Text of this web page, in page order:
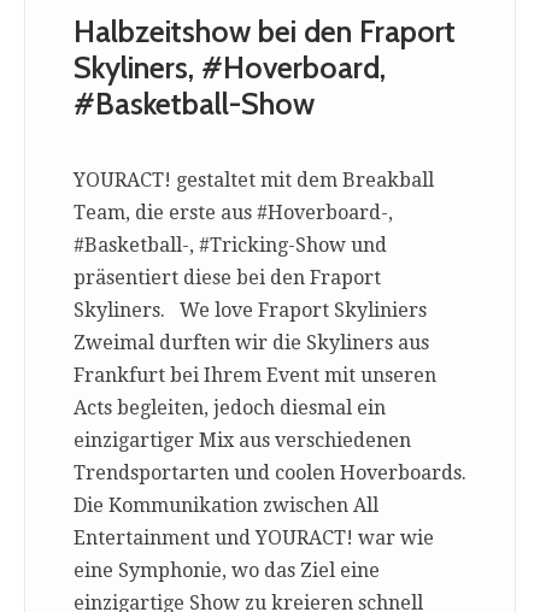
Halbzeitshow bei den Fraport
Skyliners, #Hoverboard,
#Basketball-Show
YOURACT! gestaltet mit dem Breakball
Team, die erste aus #Hoverboard-,
#Basketball-, #Tricking-Show und
präsentiert diese bei den Fraport
Skyliners. We love Fraport Skyliniers
Zweimal durften wir die Skyliners aus
Frankfurt bei Ihrem Event mit unseren
Acts begleiten, jedoch diesmal ein
einzigartiger Mix aus verschiedenen
Trendsportarten und coolen Hoverboards.
Die Kommunikation zwischen All
Entertainment und YOURACT! war wie
eine Symphonie, wo das Ziel eine
einzigartige Show zu kreieren schnell